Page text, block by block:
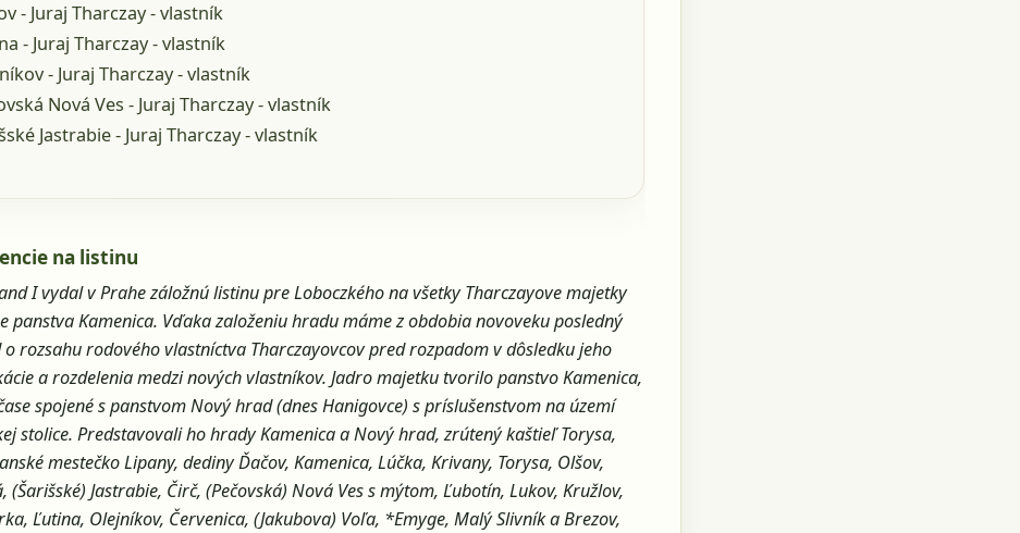
- Juraj Tharczay - vlastník
- Juraj Tharczay - vlastník
- Juraj Tharczay - vlastník
Nová Ves - Juraj Tharczay - vlastník
Jastrabie - Juraj Tharczay - vlastník
na listinu
I vydal v Prahe záložnú listinu pre Loboczkého na všetky Tharczayove majetky
panstva Kamenica. Vďaka založeniu hradu máme z obdobia novoveku posledný
rozsahu rodového vlastníctva Tharczayovcov pred rozpadom v dôsledku jeho
a rozdelenia medzi nových vlastníkov. Jadro majetku tvorilo panstvo Kamenica,
spojené s panstvom Nový hrad (dnes Hanigovce) s príslušenstvom na území
stolice. Predstavovali ho hrady Kamenica a Nový hrad, zrútený kaštieľ Torysa,
mestečko Lipany, dediny Ďačov, Kamenica, Lúčka, Krivany, Torysa, Olšov,
(Šarišské) Jastrabie, Čirč, (Pečovská) Nová Ves s mýtom, Ľubotín, Lukov, Kružlov,
Ľutina, Olejníkov, Červenica, (Jakubova) Voľa, *Emyge, Malý Slivník a Brezov,